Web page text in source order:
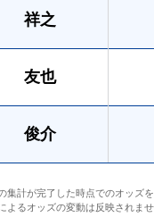
祥之
友也
俊介
集計が完了した時点でのオッズを
よるオッズの変動は反映されませ